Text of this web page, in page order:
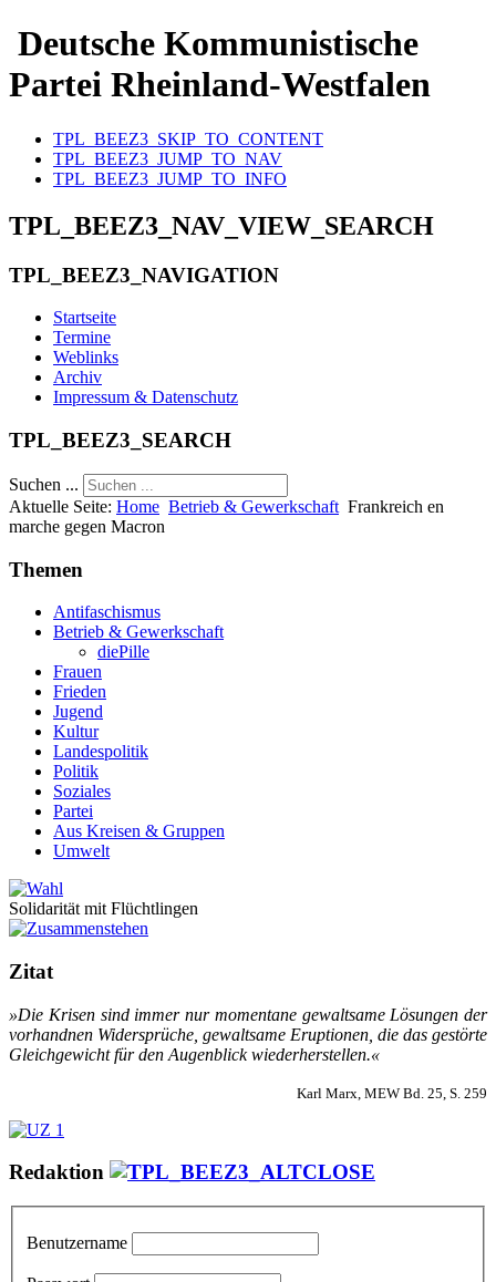
Deutsche Kommunistische
Partei Rheinland-Westfalen
TPL_BEEZ3_SKIP_TO_CONTENT
TPL_BEEZ3_JUMP_TO_NAV
TPL_BEEZ3_JUMP_TO_INFO
TPL_BEEZ3_NAV_VIEW_SEARCH
TPL_BEEZ3_NAVIGATION
Startseite
Termine
Weblinks
Archiv
Impressum & Datenschutz
TPL_BEEZ3_SEARCH
Suchen ...
Aktuelle Seite: Home Betrieb & Gewerkschaft Frankreich en
marche gegen Macron
Themen
Antifaschismus
Betrieb & Gewerkschaft
diePille
Frauen
Frieden
Jugend
Kultur
Landespolitik
Politik
Soziales
Partei
Aus Kreisen & Gruppen
Umwelt
Solidarität mit Flüchtlingen
Zitat
»Die Kri­sen sind im­mer nur mo­men­ta­ne ge­walt­sa­me Lö­sun­gen der
vor­hand­nen Wi­der­sprü­che, ge­walt­sa­me Erup­tio­nen, die das ge­stör­te
Gleich­ge­wicht für den Au­gen­blick wie­der­her­stel­len.«
Karl Marx, MEW Bd. 25, S. 259
Redaktion
Benutzername